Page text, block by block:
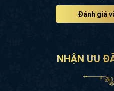
Đánh giá
NHẬN ƯU